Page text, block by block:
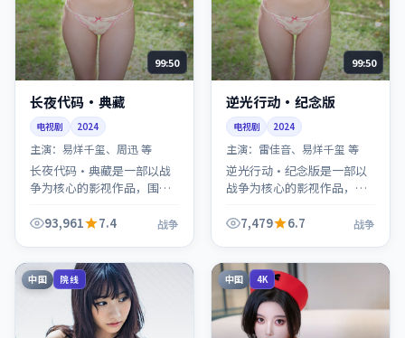
99:50
长夜代码·典藏
电视剧 2024
主演： 易烊千玺、周迅 等
长夜代码·典藏是一部以战
争为核心的影视作品，围绕
开，整体节奏紧凑，值得推
93,961 7.4 战争
99:50
逆光行动·纪念版
电视剧 2024
主演： 雷佳音、易烊千玺 等
逆光行动·纪念版是一部以
战争为核心的影视作品，围
开，整体节奏紧凑，值得推
7,479 6.7 战争
中国 院线 中国 4K